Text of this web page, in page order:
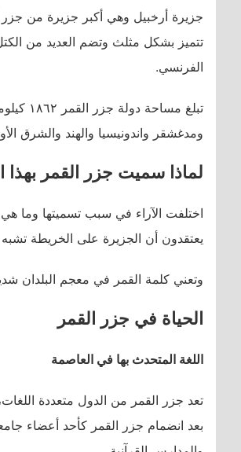
جزيرة أرخبيل وهي أكبر جزيرة من جزر
تتميز بشكل مثلث وتضم العديد من
الفرنسي.
تبلغ
ومدغشقر واندونيسيا والهند والشرق
لماذا سميت جزر القمر بهذا
اختلفت الآراء في سبب تسميتها وما
يعتقدون أن الجزيرة على الخريطة
وتعني كلمة القمر في معجم البلدان
الحياة في جزر القمر
اللغة المتحدث بها في العاصمة
تعد جزر القمر من الدول متعددة
بعد انضمام جزر القمر كأحد أعضاء